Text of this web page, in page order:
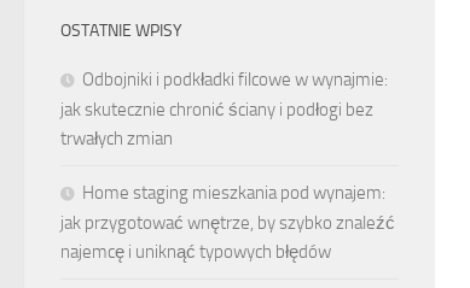
OSTATNIE WPISY
Odbojniki i podkładki filcowe w wynajmie:
jak skutecznie chronić ściany i podłogi bez
trwałych zmian
Home staging mieszkania pod wynajem:
jak przygotować wnętrze, by szybko znaleźć
najemcę i uniknąć typowych błędów